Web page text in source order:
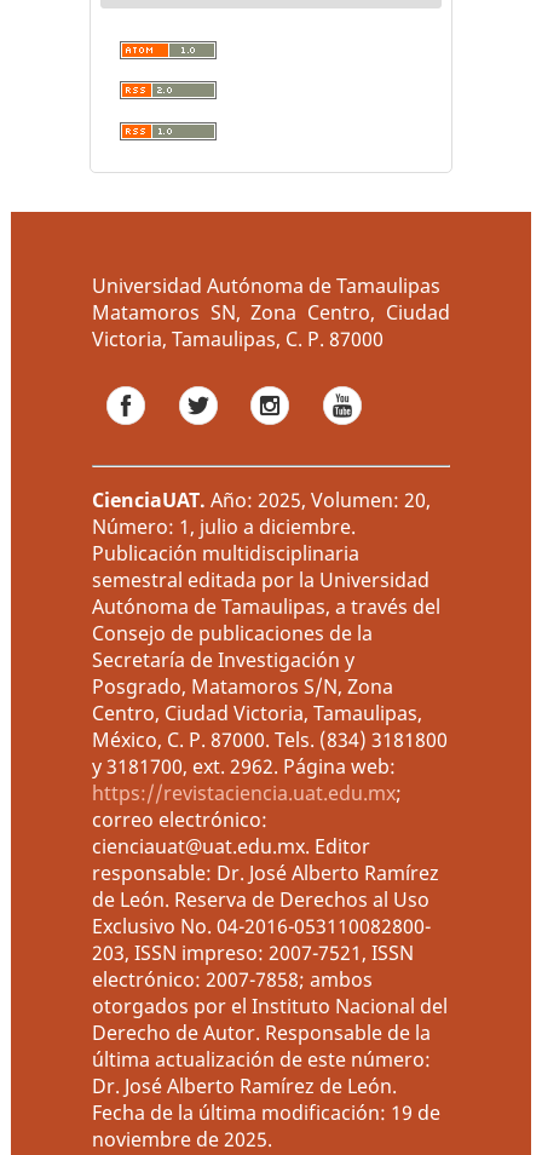
Universidad Autónoma de Tamaulipas
Matamoros SN, Zona Centro, Ciudad
Victoria, Tamaulipas, C. P. 87000
CienciaUAT. Año: 2025, Volumen: 20,
Número: 1, julio a diciembre.
Publicación multidisciplinaria
semestral editada por la Universidad
Autónoma de Tamaulipas, a través del
Consejo de publicaciones de la
Secretaría de Investigación y
Posgrado, Matamoros S/N, Zona
Centro, Ciudad Victoria, Tamaulipas,
México, C. P. 87000. Tels. (834) 3181800
y 3181700, ext. 2962. Página web:
https://revistaciencia.uat.edu.mx;
correo electrónico:
cienciauat@uat.edu.mx. Editor
responsable: Dr. José Alberto Ramírez
de León. Reserva de Derechos al Uso
Exclusivo No. 04-2016-053110082800-
203, ISSN impreso: 2007-7521, ISSN
electrónico: 2007-7858; ambos
otorgados por el Instituto Nacional del
Derecho de Autor. Responsable de la
última actualización de este número:
Dr. José Alberto Ramírez de León.
Fecha de la última modificación: 19 de
noviembre de 2025.